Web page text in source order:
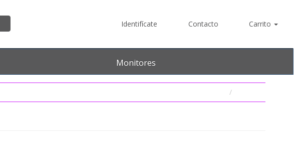
Identifícate Contacto Carrito
Monitores